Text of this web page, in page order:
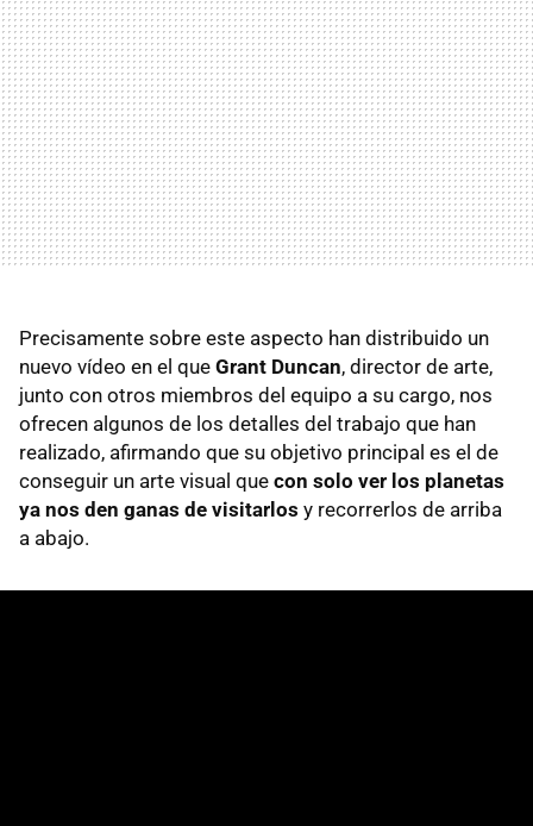
Precisamente sobre este aspecto han distribuido un
nuevo vídeo en el que Grant Duncan, director de arte,
junto con otros miembros del equipo a su cargo, nos
ofrecen algunos de los detalles del trabajo que han
realizado, afirmando que su objetivo principal es el de
conseguir un arte visual que con solo ver los planetas
ya nos den ganas de visitarlos y recorrerlos de arriba
a abajo.